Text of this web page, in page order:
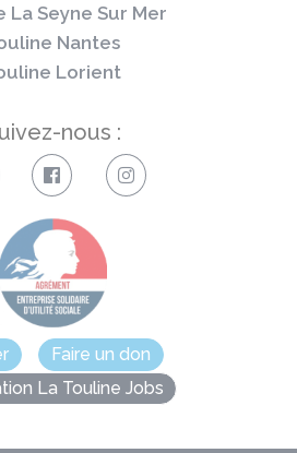
La Seyne Sur Mer
Nantes
Lorient
nous :
Faire un don
La Touline Jobs